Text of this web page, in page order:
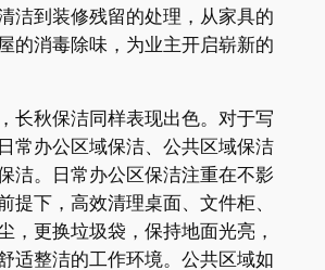
洁到装修残留的处理，从家具的
的消毒除味，为业主开启崭新的
长秋保洁同样表现出色。对于写
常办公区域保洁、公共区域保洁
洁。日常办公区保洁注重在不影
提下，高效清理桌面、文件柜、
，更换垃圾袋，保持地面光亮，
适整洁的工作环境。公共区域如